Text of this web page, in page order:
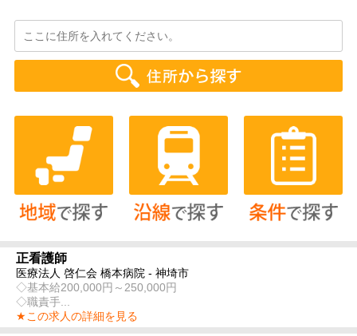
正看護師
医療法人 啓仁会 橋本病院 - 神埼市
◇基本給200,000円～250,000円
◇職責手...
★この求人の詳細を見る